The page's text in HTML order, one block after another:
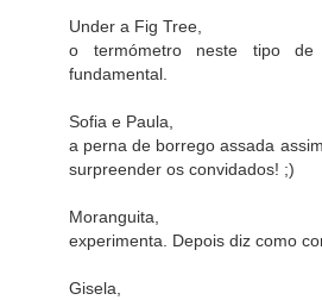
Under a Fig Tree,
o termómetro neste tipo
fundamental.
Sofia e Paula,
a perna de borrego assada
surpreender os convidados! ;)
Moranguita,
experimenta. Depois diz como
Gisela,